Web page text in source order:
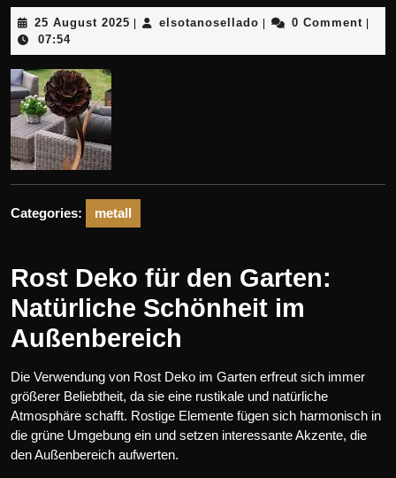
25 August 2025 25
2025
| elsotanosellado elsotanosellado
| 0 Comment |
07:54
Categories: metall
Rost Deko für den Garten:
Natürliche Schönheit im
Außenbereich
Die Verwendung von Rost Deko im Garten erfreut sich immer
größerer Beliebtheit, da sie eine rustikale und natürliche
Atmosphäre schafft. Rostige Elemente fügen sich harmonisch in
die grüne Umgebung ein und setzen interessante Akzente, die
den Außenbereich aufwerten.